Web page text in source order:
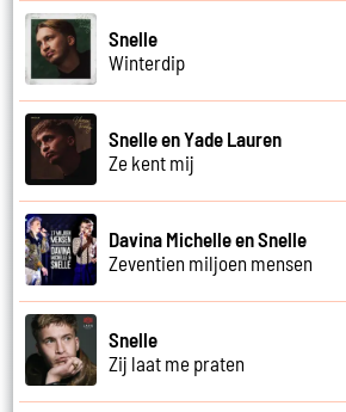
Snelle
Winterdip
Snelle en Yade Lauren
Ze kent mij
Davina Michelle en Snelle
Zeventien miljoen mensen
Snelle
Zij laat me praten